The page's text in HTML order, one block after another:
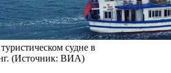
судне в
(Источник: ВИА)